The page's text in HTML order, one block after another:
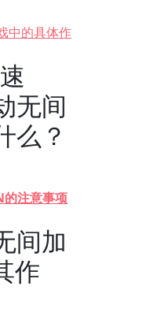
中的具体作
无间
么？
的注意事项
间加
作